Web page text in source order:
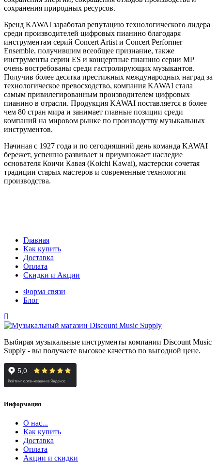
сохранения природных ресурсов.
Бренд KAWAI заработал репутацию технологического лидера
среди производителей цифровых пианино благодаря
инструментам серий Concert Artist и Concert Performer
Ensemble, получившим всеобщее признание, также
инструменты серии ES и концертные пианино серии MP
очень востребованы среди гастролирующих музыкантов.
Получив более десятка престижных международных наград за
технологическое превосходство, компания KAWAI стала
самым привилегированным производителем цифровых
пианино в отрасли. Продукция KAWAI поставляется в более
чем 80 стран мира и занимает главные позиции среди
компаний на мировом рынке по производству музыкальных
инструментов.
Начиная с 1927 года и по сегодняшний день команда KAWAI
бережет, успешно развивает и приумножает наследие
основателя Коичи Кавая (Koichi Kawai), мастерски сочетая
традиции старых мастеров и современные технологии
производства.
Главная
Как купить
Доставка
Оплата
Скидки и Акции
Форма связи
Блог
Выбирая музыкальные инструменты компании Discount Music
Supply - вы получаете высокое качество по выгодной цене.
Информация
О нас...
Как купить
Доставка
Оплата
Акции и скидки